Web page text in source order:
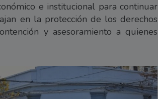
e institucional para continuar
en la protección de los derechos
y asesoramiento a quienes